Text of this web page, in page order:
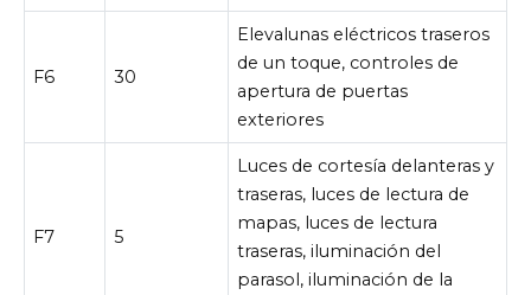
F6 30
Elevalunas eléctricos traseros
de un toque, controles de
apertura de puertas
exteriores
F7 5
Luces de cortesía delanteras y
traseras, luces de lectura de
mapas, luces de lectura
traseras, iluminación del
parasol, iluminación de la